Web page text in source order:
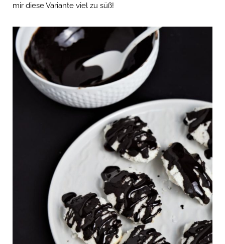
mir diese Variante viel zu süß!